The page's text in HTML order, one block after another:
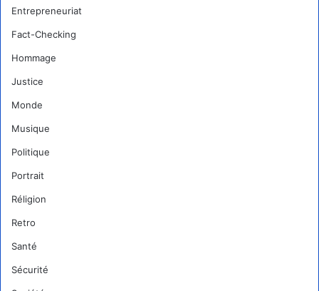
Entrepreneuriat
Fact-Checking
Hommage
Justice
Monde
Musique
Politique
Portrait
Réligion
Retro
Santé
Sécurité